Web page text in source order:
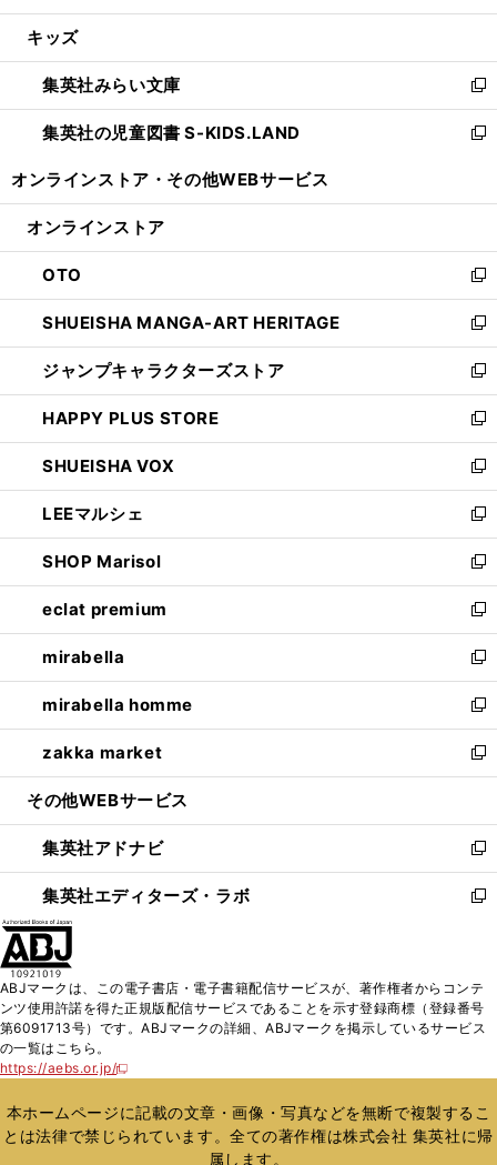
開
ウ
開
く
ン
ウ
で
開
く
ウ
ン
ド
ウ
で
し
ウ
ィ
ン
ド
開
キッズ
集英社みらい文庫
新
し
い
ン
ウ
で
開
く
集英社の児童図書 S-KIDS.LAND
新
ウ
ン
ド
ウ
で
開
く
オンラインストア・ その他WEBサービス
オンラインストア
OTO
新
し
い
ウ
ィ
ン
ド
ウ
で
開
く
SHUEISHA MANGA-ART HERITAGE
新
し
い
ウ
ィ
ン
ド
ウ
で
開
く
ジャンプキャラクターズストア
新
し
い
ウ
ィ
ン
ド
ウ
で
開
く
HAPPY PLUS STORE
新
し
い
ウ
ィ
ン
ド
ウ
で
開
く
SHUEISHA VOX
新
し
い
ウ
ィ
ン
ド
ウ
で
開
く
LEEマルシェ
新
し
い
ウ
ィ
ン
ド
ウ
で
開
く
SHOP Marisol
新
し
い
ウ
ィ
ン
ド
ウ
で
開
eclat premium
新
し
い
ウ
ィ
ン
ド
ウ
開
く
mirabella
新
し
い
ウ
ィ
ン
ウ
で
開
く
mirabella homme
新
し
い
ウ
ン
ド
ウ
で
zakka market
新
し
ウ
ィ
ン
ド
く
その他WEBサービス
集英社アドナビ
新
し
い
ド
ウ
で
集英社エディターズ・ラボ
新
ィ
ン
ド
開
く
ABJマークは、この電子書店・電子書籍配信サービスが、著作権者からコンテ
ンツ使用許諾を得た正規版配信サービスであることを示す登録商標（登録番号
第6091713号）です。ABJマークの詳細、ABJマークを掲示しているサービス
の一覧はこちら。
https://aebs.or.jp/
新
い
ウ
ィ
本ホームページに記載の文章・画像・写真などを無断で複製するこ
とは法律で禁じられています。全ての著作権は株式会社 集英社に帰
属します。